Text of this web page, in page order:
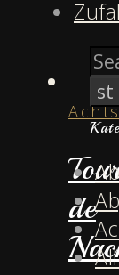
de